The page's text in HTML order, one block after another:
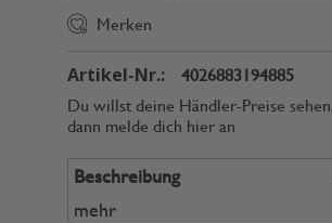
Merken
Artikel-Nr.:
4026883194885
Du willst deine Händler-Preise
dann melde dich hier an
Beschreibung
mehr